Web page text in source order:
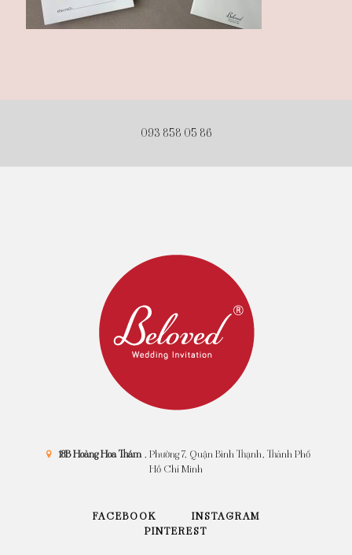
093 858 05 86
18B Hoàng Hoa Thám, Phường 7, Quận Bình Thạnh, Thành Phố
Hồ Chí Minh
FACEBOOK
INSTAGRAM
PINTEREST